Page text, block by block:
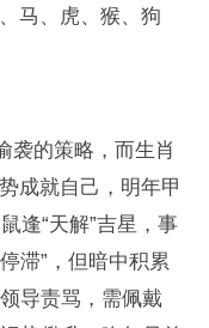
马、虎、猴、狗
袭的策略，而生肖
成就自己，明年甲
逢“天解”吉星，事
滞”，但暗中积累
导责骂，需佩戴